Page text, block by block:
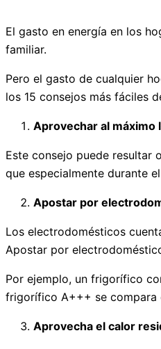
El gasto en energía en los
familiar.
Pero el gasto de cualquier
los 15 consejos más fáciles
Aprovechar al máximo
Este consejo puede resultar
que especialmente durante
Apostar por
Los electrodomésticos
Apostar por
Por ejemplo, un frigorífico
frigorífico A+++ se compara
Aprovecha el calor